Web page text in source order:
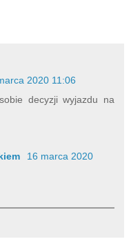
2020 11:06
decyzji wyjazdu na
16 marca 2020